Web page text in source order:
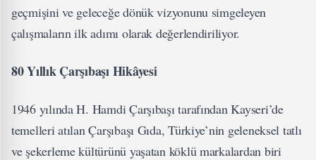
geçmişini ve geleceğe dönük vizyonunu simgeleyen
çalışmaların ilk adımı olarak değerlendiriliyor.
80 Yıllık Çarşıbaşı Hikâyesi
1946 yılında H. Hamdi Çarşıbaşı tarafından Kayseri’de
temelleri atılan Çarşıbaşı Gıda, Türkiye’nin geleneksel tatlı
ve şekerleme kültürünü yaşatan köklü markalardan biri